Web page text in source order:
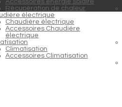
Récupération de chaleur
électrique
Chaudière électrique
Accessoires Chaudière
électrique
Climatisation
Accessoires Climatisation